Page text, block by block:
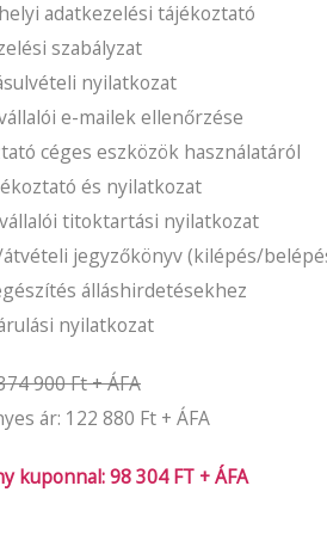
adatkezelési tájékoztató
szabályzat
nyilatkozat
e-mailek ellenőrzése
céges eszközök használatáról
és nyilatkozat
titoktartási nyilatkozat
jegyzőkönyv (kilépés/
álláshirdetésekhez
nyilatkozat
900 Ft + ÁFA
ár: 122 880 Ft + ÁFA
kuponnal: 98 304 FT + ÁFA